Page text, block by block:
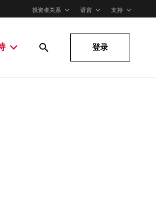
投资者关系 语言 支持
登录